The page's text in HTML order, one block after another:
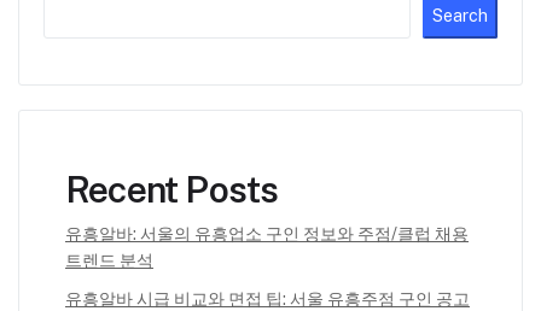
Search
Recent Posts
유흥알바: 서울의 유흥업소 구인 정보와 주점/클럽 채용
트렌드 분석
유흥알바 시급 비교와 면접 팁: 서울 유흥주점 구인 공고